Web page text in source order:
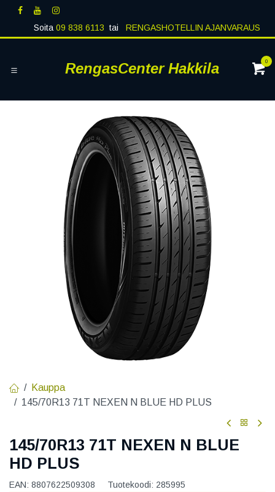
Siirry sisältöön
Soita09 838 6113 tai RENGASHOTELLIN AJANVARAUS
RengasCenter Hakkila 0
Kauppa
145/70R13 71T NEXEN N BLUE HD PLUS
145/70R13 71T NEXEN N BLUE
HD PLUS
EAN: 8807622509308 Tuotekoodi: 285995